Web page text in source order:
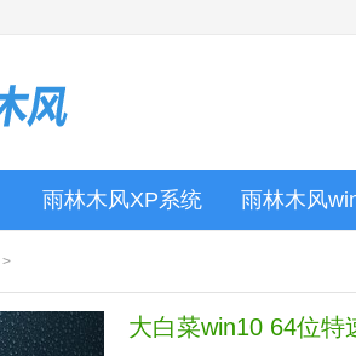
雨林木风XP系统 雨林木风
>
大白菜win10 64位特